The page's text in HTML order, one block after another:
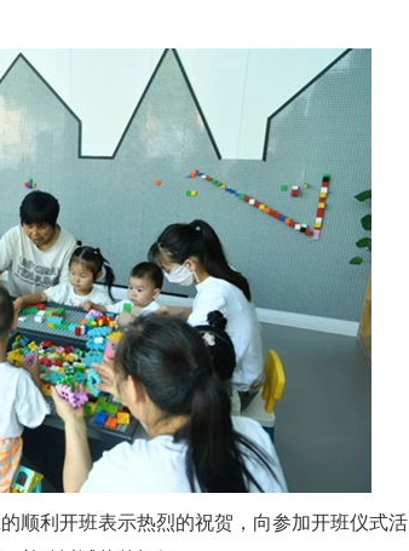
顺利开班表示热烈的祝贺，向参加开班仪式活